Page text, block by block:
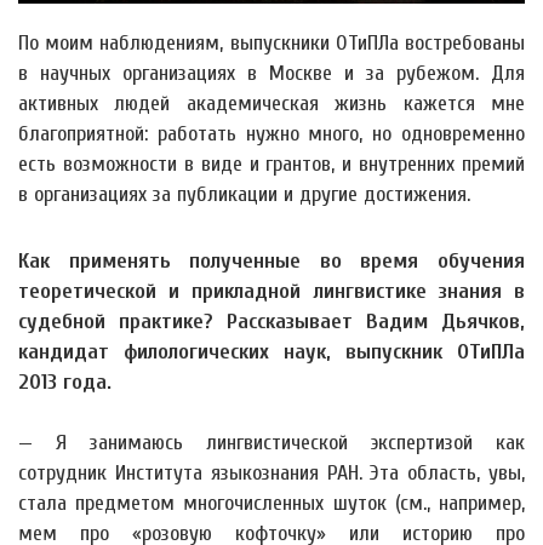
По моим наблюдениям, выпускники ОТиПЛа востребованы
в научных организациях в Москве и за рубежом. Для
активных людей академическая жизнь кажется мне
благоприятной: работать нужно много, но одновременно
есть возможности в виде и грантов, и внутренних премий
в организациях за публикации и другие достижения.
Как применять полученные во время обучения
теоретической и прикладной лингвистике знания в
судебной практике? Рассказывает Вадим Дьячков,
кандидат филологических наук, выпускник ОТиПЛа
2013 года.
— Я занимаюсь лингвистической экспертизой как
сотрудник Института языкознания РАН. Эта область, увы,
стала предметом многочисленных шуток (см., например,
мем про «розовую кофточку» или историю про